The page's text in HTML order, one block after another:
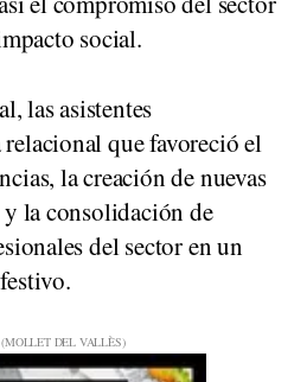
social.
las asistentes
que favoreció el
la creación de nuevas
la consolidación de
del sector en un